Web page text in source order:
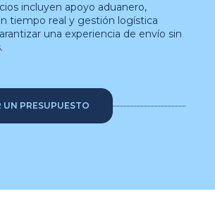
incluyen apoyo aduanero,
tiempo real y gestión logística
una experiencia de envío sin
UN PRESUPUESTO